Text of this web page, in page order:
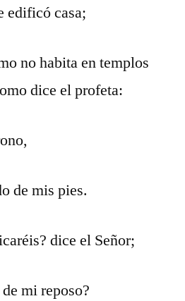
edificó casa;
no habita en templos
dice el profeta:
de mis pies.
dice el Señor;
mi reposo?